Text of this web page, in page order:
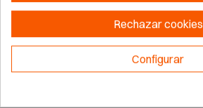
Detalles del producto
Rechazar cookies
Configurar